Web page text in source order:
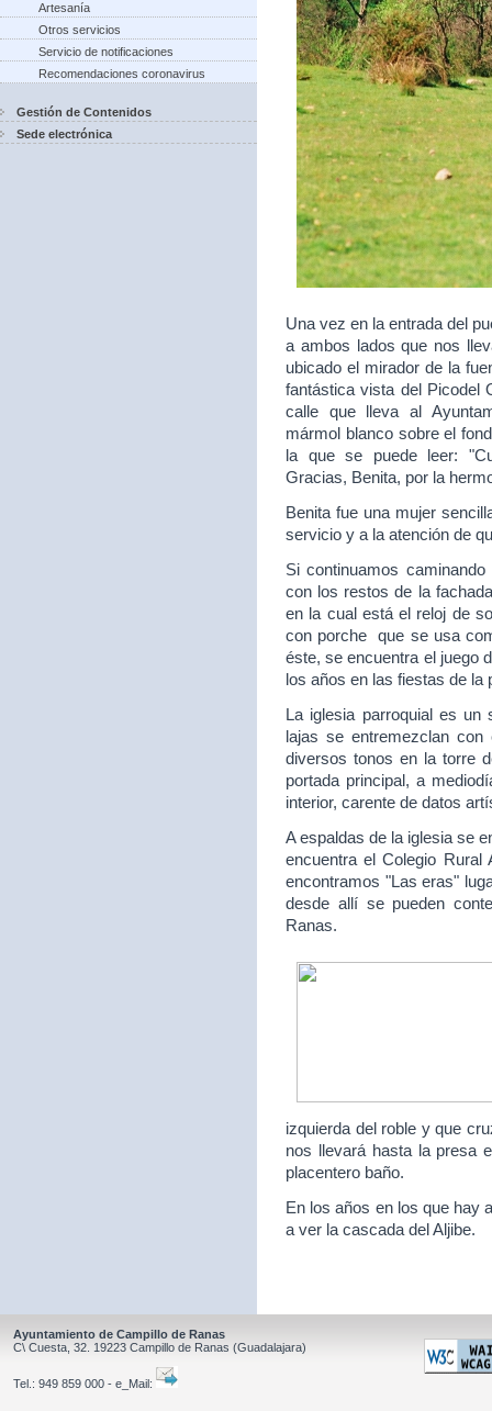
Artesanía
Otros servicios
Servicio de notificaciones
Recomendaciones coronavirus
Gestión de Contenidos
Sede electrónica
Una vez en la entrada del
a ambos lados que nos
ubicado el mirador de la
fantástica vista del Picodel
calle que lleva al
mármol blanco sobre el
la que se puede leer:
Gracias, Benita, por la
Benita fue una mujer
servicio y a la atención de
Si continuamos
con los restos de la
en la cual está el reloj de
con porche que se usa
éste, se encuentra el juego
los años en las fiestas de la
La iglesia parroquial es un
lajas se entremezclan
diversos tonos en la torre
portada principal, a
interior, carente de datos
A espaldas de la iglesia se
encuentra el Colegio Rural
encontramos "Las eras"
desde allí se pueden
Ranas.
izquierda del roble y que
nos llevará hasta la presa
placentero baño.
En los años en los que hay
a ver la cascada del Aljibe.
Ayuntamiento de Campillo de Ranas
C\ Cuesta, 32. 19223 Campillo de Ranas (Guadalajara)
Tel.: 949 859 000 - e_Mail: